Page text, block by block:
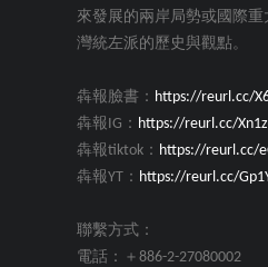
來發展的兩岸局勢或國際
灣統左派的歷史與觀點。
犇報臉書： https://reurl.cc/
犇報IG： https://reurl.cc/
犇報tiktok： https://reurl.cc/
犇報YT： https://reurl.cc/
聯繫方式：
電話：＋886-2-27080002